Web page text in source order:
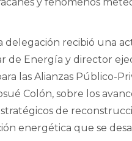
y fenómenos
delegación recibió una
de Energía y director
las Alianzas Público-
Colón, sobre los
de
energética que se